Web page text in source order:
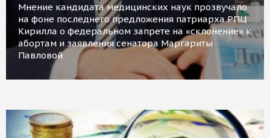
Мнение кандидата медицинских наук прозвучало
на фоне последнего предложения патриарха РПЦ
Кирилла о федеральном запрете на «склонение» к
абортам и заявления сенатора Маргариты
Павловой